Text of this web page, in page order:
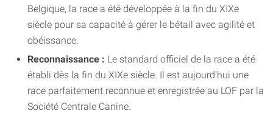
Belgique, la race a été développée à la fin du XIXe
siècle pour sa capacité à gérer le bétail avec agilité et
obéissance.
Reconnaissance : Le standard officiel de la race a été
établi dès la fin du XIXe siècle. Il est aujourd'hui une
race parfaitement reconnue et enregistrée au LOF par la
Société Centrale Canine.